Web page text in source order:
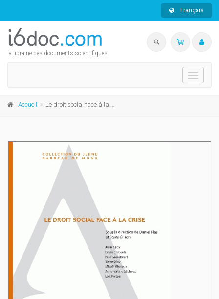
Français
la librairie des documents scientifiques
Toggle
Accueil Le droit social face à la crise